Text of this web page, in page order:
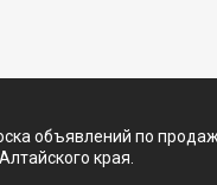
объявлений по
края.